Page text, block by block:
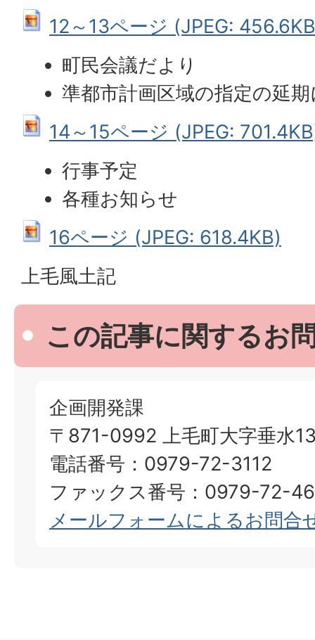
12～13ページ (JPEG:
町民会議だより
準都市計画区域の指定の延
14～15ページ (JPEG:
行事予定
各種お知らせ
16ページ (JPEG: 618.4KB)
上毛風土記
この記事に関するお
企画開発課
〒871-0992 上毛町大字垂水
電話番号：0979-72-3112
ファックス番号：0979-72-
メールフォームによるお問合